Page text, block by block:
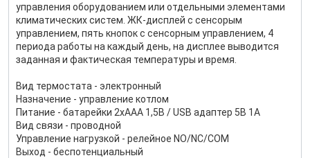
управления оборудованием или отдельными элементами
климатических систем. ЖК-дисплей с сенсорым
управлением, пять кнопок с сенсорным управлением, 4
периода работы на каждый день, на дисплее выводится
заданная и фактическая температуры и время.
Вид термостата - электронный
Назначение - управление котлом
Питание - батарейки 2хААА 1,5В / USB адаптер 5В 1А
Вид связи - проводной
Управление нагрузкой - релейное NO/NC/COM
Выход - беспотенциальный